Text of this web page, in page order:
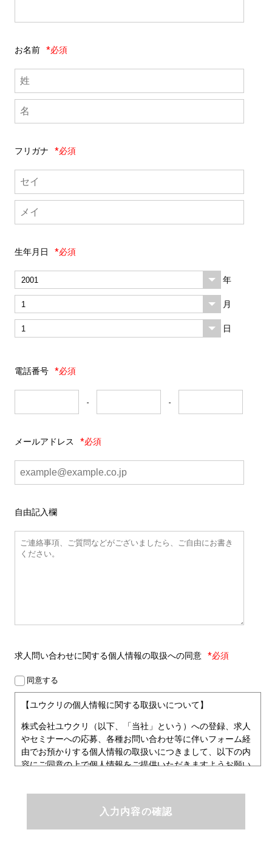
お名前 *必須
フリガナ *必須
生年月日 *必須
年
月
日
電話番号 *必須
- -
メールアドレス *必須
自由記入欄
求人問い合わせに関する個人情報の取扱への同意 *必須
同意する
【ユウクリの個人情報に関する取扱いについて】
株式会社ユウクリ（以下、「当社」という）への登録、求人
やセミナーへの応募、各種お問い合わせ等に伴いフォーム経
由でお預かりする個人情報の取扱いにつきまして、以下の内
容にご同意の上で個人情報をご提供いただきますようお願い
ユウクリにおける個人情報保護方針